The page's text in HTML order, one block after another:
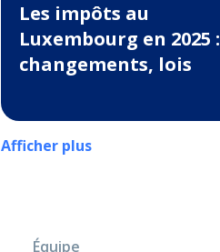
Les impôts au
Luxembourg en 2025 :
changements, lois
Afficher plus
Équipe